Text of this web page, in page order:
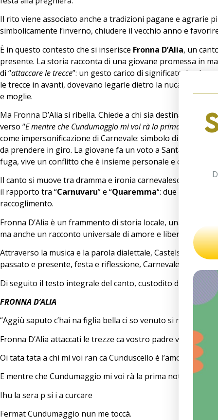
Il rito viene associato anche a tradizioni pagane e agrarie
simbolicamente l’inverno, chiudere il vecchio anno e
È in questo contesto che si inserisce Fronna D’Alia, un
presente. La storia racconta di una giovane promessa in
di “attaccare le trecce”: un gesto carico di significato. Le
le trecce in avanti, dovevano legarle dietro la nuca, segno
e moglie.
Ma Fronna D’Alia si ribella. Chiede a chi sia destinata e
verso “E mentre che Cundumaggio mi voi rà la prima notte lu
come impersonificazione di Carnevale: simbolo di
da prendere in giro. La giovane fa un voto a Santa Rita per
fuga, vive un conflitto che è insieme personale e collettivo.
Il canto si muove tra dramma e ironia carnevalesca, tra
il rapporto tra “Carnuvaru” e “Quaremma“: due figure
raccoglimento.
Fronna D’Alia è un frammento di storia locale, una
ma anche un racconto universale di amore e libertà.
Attraverso la musica e la parola dialettale, Castelsaraceno
passato e presente, festa e riflessione, Carnevale e
Di seguito il testo integrale del canto, custodito dalla
FRONNA D’ALIA
“Aggiù saputo c’hai na figlia bella ci so venuto si me la voi rà.
Fronna D’Alia attaccati le trezze ca vostro padre vadda marità.
Oi tata tata a chi mi voi ran ca Cunduscello è l’amore mio.
E mentre che Cundumaggio mi voi rà la prima notte lu
Ihu la sera p si i a curcare
Fermat Cundumaggio nun me toccà.